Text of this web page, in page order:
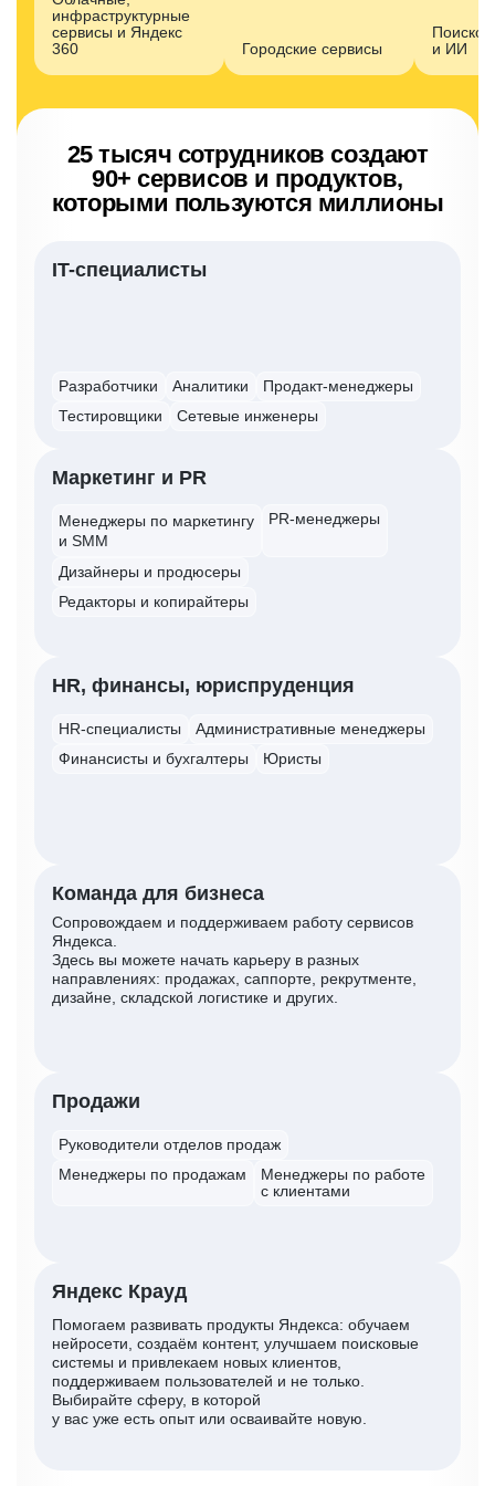
инфраструктурные
сервисы и Яндекс
360
Городские сервисы
и ИИ
25 тысяч сотрудников создают
90+ сервисов и продуктов,
которыми пользуются миллионы
IT-специалисты
Разработчики Аналитики
Продакт-менеджеры
Тестировщики
Сетевые инженеры
Маркетинг и PR
Менеджеры по маркетингу
и SMM
PR-менеджеры
Дизайнеры и продюсеры
Редакторы и копирайтеры
HR, финансы, юриспруденция
HR-специалисты
Административные менеджеры
Финансисты и бухгалтеры
Юристы
Команда для бизнеса
Сопровождаем и поддерживаем работу сервисов
Яндекса.
Здесь вы можете начать карьеру в разных
направлениях: продажах, саппорте, рекрутменте,
дизайне, складской логистике и других.
Продажи
Руководители отделов продаж
Менеджеры по продажам
Менеджеры по работе
с клиентами
Яндекс Крауд
Помогаем развивать продукты Яндекса: обучаем
нейросети, создаём контент, улучшаем поисковые
системы и привлекаем новых клиентов,
поддерживаем пользователей и не только.
Выбирайте сферу, в которой
у вас уже есть опыт или осваивайте новую.